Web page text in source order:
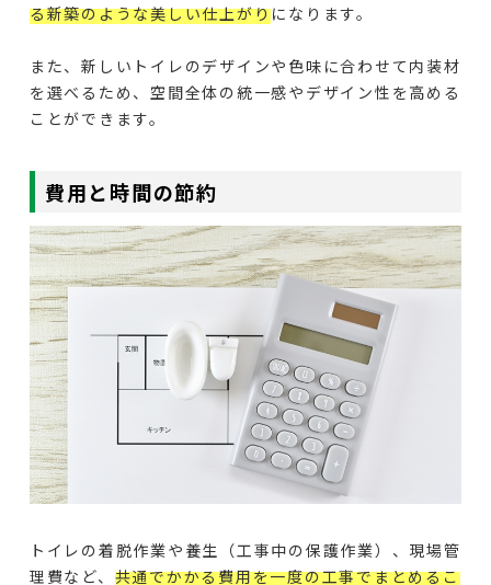
る新築のような美しい仕上がりになります。
また、新しいトイレのデザインや色味に合わせて内装材
を選べるため、空間全体の統一感やデザイン性を高める
ことができます。
費用と時間の節約
トイレの着脱作業や養生（工事中の保護作業）、現場管
理費など、 共通でかかる費用を一度の工事でまとめるこ